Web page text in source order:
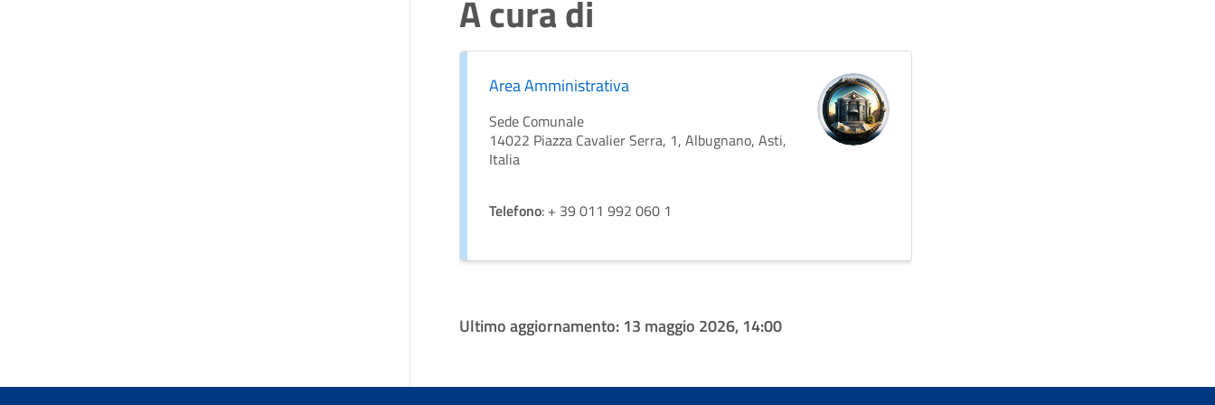
A cura di
Area Amministrativa
Sede Comunale
14022 Piazza Cavalier Serra, 1, Albugnano, Asti,
Italia
Telefono: + 39 011 992 060 1
Ultimo aggiornamento:13 maggio 2026, 14:00